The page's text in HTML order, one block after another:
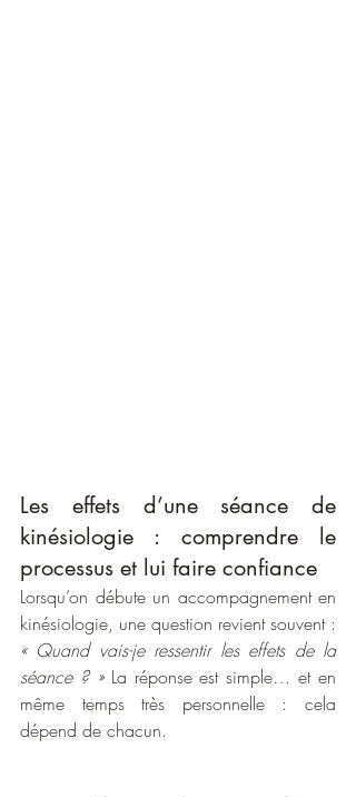
Les effets d’une séance de
kinésiologie : comprendre le
processus et lui faire confiance
Lorsqu’on débute un accompagnement en
« Quand vais-je ressentir les effets de la
séance ? » La réponse est simple… et en
même temps très personnelle : cela
dépend de chacun.